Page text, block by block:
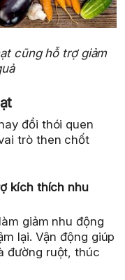
cũng hỗ trợ giảm
đổi thói quen
trò then chốt
kích thích nhu
giảm nhu động
lại. Vận động giúp
đường ruột, thúc